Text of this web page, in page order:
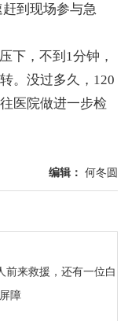
到现场参与急
，不到1分钟，
。没过多久，120
医院做进一步检
编辑： 何冬圆
前来救援，还有一位白
障